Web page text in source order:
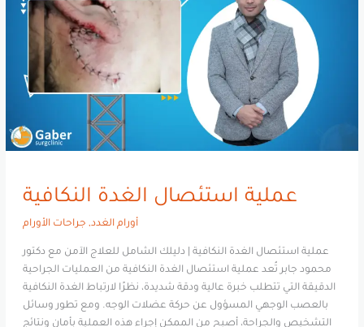
عملية استئصال الغدة النكافية
أورام الغدد, جراحات الأورام
عملية استئصال الغدة النكافية | دليلك الشامل للعلاج الآمن مع دكتور
محمود جابر تُعد عملية استئصال الغدة النكافية من العمليات الجراحية
الدقيقة التي تتطلب خبرة عالية ودقة شديدة، نظرًا لارتباط الغدة النكافية
بالعصب الوجهي المسؤول عن حركة عضلات الوجه. ومع تطور وسائل
التشخيص والجراحة، أصبح من الممكن إجراء هذه العملية بأمان ونتائج